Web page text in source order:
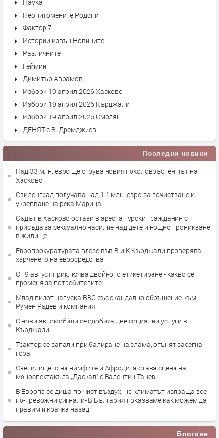
Наука
Неопитомените Родопи
Фактор 7
Истории извън Новините
Различните
Гейминг
Димитър Аврамов
Избори 19 април 2026 Хасково
Избори 19 април 2026 Кърджали
Избори 19 април 2026 Смолян
ДЕНЯТ с В. Дремджиев
Последни новини
Над 33 млн. евро ще струва новият околовръстен път на
Хасково
Свиленград получава над 1,1 млн. евро за почистване и
укрепване на река Марица
Съдът в Хасково остави в ареста турски гражданин с
присъда за сексуално насилие над дете и нощно проникване
в жилище
Европрокуратурата влезе във В и К Кърджали,проверява
харченето на евросредства
От 9 август приключва двойното етикетиране - какво се
променя за потребителите
Млад пилот напуска ВВС със скандално обръщение към
Румен Радев и компания
С нови автомобили се сдобиха две социални услуги в
Кърджали
Трактор се запали при балиране на слама, огънят засегна
гора
Светилището на нимфите и Афродита става сцена на
моноспектакъла „Даскал“ с Валентин Танев.
В Европа се диша по-чист въздух, но климатът изпраща все
по-тревожни сигнали- В България показваме как можем да
правим и крачка назад
Блогове